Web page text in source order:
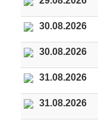
30.08.2026
30.08.2026
31.08.2026
31.08.2026